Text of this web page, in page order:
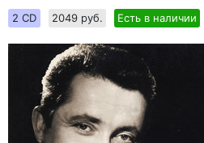
2 CD
2049 руб. Есть в наличии